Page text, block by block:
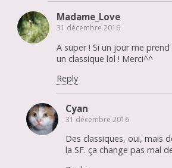
Madame_Love
31 décembre 2016
A super ! Si un jour me prend
un classique lol ! Merci^^
Reply
Cyan
31 décembre 2016
Des classiques, oui, mais
la SF. ça change pas mal